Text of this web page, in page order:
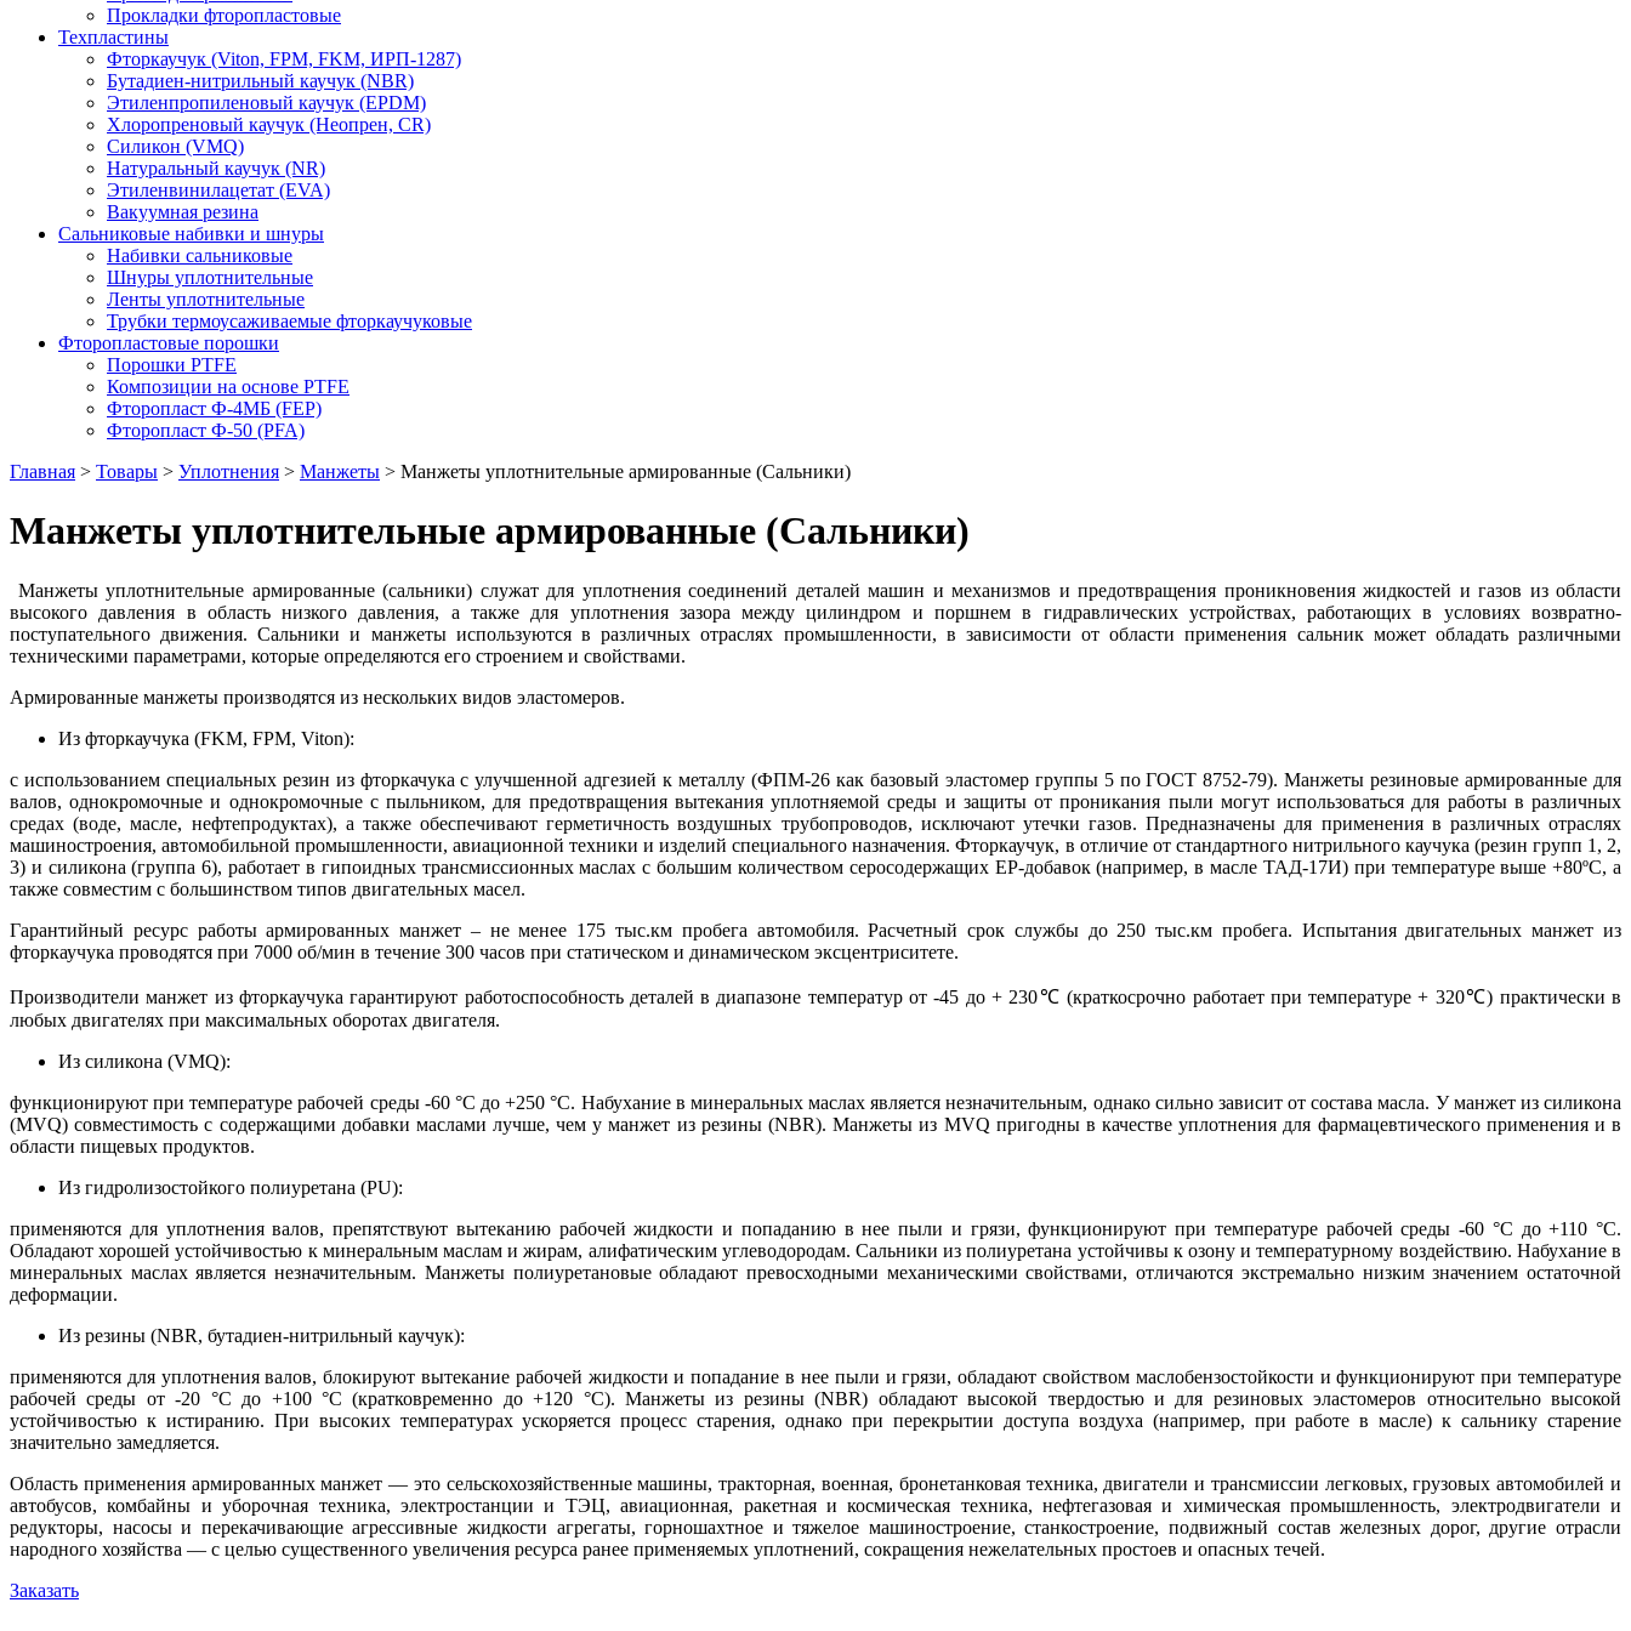
Прокладки фторопластовые
Техпластины
Фторкаучук (Viton, FPM, FKM, ИРП-1287)
Бутадиен-нитрильный каучук (NBR)
Этиленпропиленовый каучук (EPDM)
Хлоропреновый каучук (Неопрен, CR)
Cиликон (VMQ)
Натуральный каучук (NR)
Этиленвинилацетат (EVA)
Вакуумная резина
Сальниковые набивки и шнуры
Набивки сальниковые
Шнуры уплотнительные
Ленты уплотнительные
Трубки термоусаживаемые фторкаучуковые
Фторопластовые порошки
Порошки PTFE
Композиции на основе PTFE
Фторопласт Ф-4МБ (FEP)
Фторопласт Ф-50 (PFA)
Главная > Товары > Уплотнения > Манжеты > Манжеты уплотнительные армированные (Сальники)
Манжеты уплотнительные армированные (Сальники)
Манжеты уплотнительные армированные (сальники) служат для уплотнения соединений деталей машин и механизмов и предотвращения проникновения жидкостей и газов из области
высокого давления в область низкого давления, а также для уплотнения зазора между цилиндром и поршнем в гидравлических устройствах, работающих в условиях возвратно-
поступательного движения. Сальники и манжеты используются в различных отраслях промышленности, в зависимости от области применения сальник может обладать различными
техническими параметрами, которые определяются его строением и свойствами.
Армированные манжеты производятся из нескольких видов эластомеров.
Из фторкаучука (FKM, FPM, Viton):
с использованием специальных резин из фторкачука с улучшенной адгезией к металлу (ФПМ-26 как базовый эластомер группы 5 по ГОСТ 8752-79). Манжеты резиновые армированные для
валов, однокромочные и однокромочные с пыльником, для предотвращения вытекания уплотняемой среды и защиты от проникания пыли могут использоваться для работы в различных
средах (воде, масле, нефтепродуктах), а также обеспечивают герметичность воздушных трубопроводов, исключают утечки газов. Предназначены для применения в различных отраслях
машиностроения, автомобильной промышленности, авиационной техники и изделий специального назначения. Фторкаучук, в отличие от стандартного нитрильного каучука (резин групп 1, 2,
3) и силикона (группа 6), работает в гипоидных трансмиссионных маслах с большим количеством серосодержащих EP-добавок (например, в масле ТАД-17И) при температуре выше +80ºC, а
также совместим с большинством типов двигательных масел.
Гарантийный ресурс работы армированных манжет – не менее 175 тыс.км пробега автомобиля. Расчетный срок службы до 250 тыс.км пробега. Испытания двигательных манжет из
фторкаучука проводятся при 7000 об/мин в течение 300 часов при статическом и динамическом эксцентриситете.
Производители манжет из фторкаучука гарантируют работоспособность деталей в диапазоне температур от -45 до + 230℃ (краткосрочно работает при температуре + 320℃) практически в
любых двигателях при максимальных оборотах двигателя.
Из силикона (VMQ):
функционируют при температуре рабочей среды -60 °C до +250 °C. Набухание в минеральных маслах является незначительным, однако сильно зависит от состава масла. У манжет из силикона
(MVQ) совместимость с содержащими добавки маслами лучше, чем у манжет из резины (NBR). Манжеты из MVQ пригодны в качестве уплотнения для фармацевтического применения и в
области пищевых продуктов.
Из гидролизостойкого полиуретана (PU):
применяются для уплотнения валов, препятствуют вытеканию рабочей жидкости и попаданию в нее пыли и грязи, функционируют при температуре рабочей среды -60 °C до +110 °C.
Обладают хорошей устойчивостью к минеральным маслам и жирам, алифатическим углеводородам. Сальники из полиуретана устойчивы к озону и температурному воздействию. Набухание в
минеральных маслах является незначительным. Манжеты полиуретановые обладают превосходными механическими свойствами, отличаются экстремально низким значением остаточной
деформации.
Из резины (NBR, бутадиен-нитрильный каучук):
применяются для уплотнения валов, блокируют вытекание рабочей жидкости и попадание в нее пыли и грязи, обладают свойством маслобензостойкости и функционируют при температуре
рабочей среды от -20 °C до +100 °C (кратковременно до +120 °C). Манжеты из резины (NBR) обладают высокой твердостью и для резиновых эластомеров относительно высокой
устойчивостью к истиранию. При высоких температурах ускоряется процесс старения, однако при перекрытии доступа воздуха (например, при работе в масле) к сальнику старение
значительно замедляется.
Область применения армированных манжет — это сельскохозяйственные машины, тракторная, военная, бронетанковая техника, двигатели и трансмиссии легковых, грузовых автомобилей и
автобусов, комбайны и уборочная техника, электростанции и ТЭЦ, авиационная, ракетная и космическая техника, нефтегазовая и химическая промышленность, электродвигатели и
редукторы, насосы и перекачивающие агрессивные жидкости агрегаты, горношахтное и тяжелое машиностроение, станкостроение, подвижный состав железных дорог, другие отрасли
народного хозяйства — с целью существенного увеличения ресурса ранее применяемых уплотнений, сокращения нежелательных простоев и опасных течей.
Заказать